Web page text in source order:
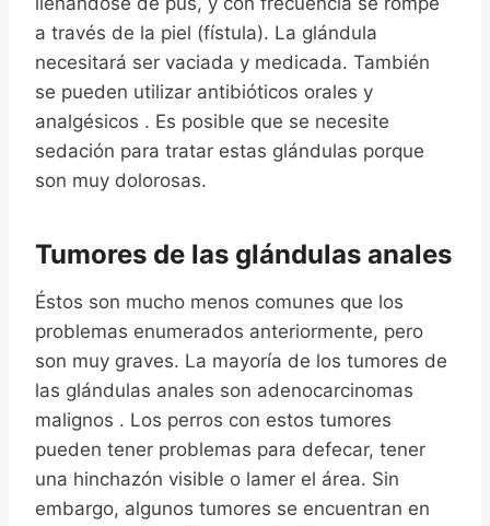
a través de la piel (fístula). La glándula
necesitará ser vaciada y medicada. También
se pueden utilizar antibióticos orales y
analgésicos . Es posible que se necesite
sedación para tratar estas glándulas porque
son muy dolorosas.
Tumores de las glándulas anales
Éstos son mucho menos comunes que los
problemas enumerados anteriormente, pero
son muy graves. La mayoría de los tumores de
las glándulas anales son adenocarcinomas
malignos . Los perros con estos tumores
pueden tener problemas para defecar, tener
una hinchazón visible o lamer el área. Sin
embargo, algunos tumores se encuentran en